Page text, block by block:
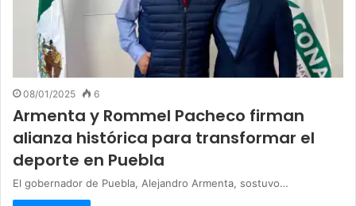
08/01/2025 6
Armenta y Rommel Pacheco firman
alianza histórica para transformar el
deporte en Puebla
El gobernador de Puebla, Alejandro Armenta, sostuvo…